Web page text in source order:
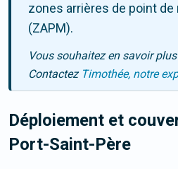
zones arrières de point
(ZAPM).
Vous souhaitez en savoir
Contactez Timothée, notre
Déploiement et
Port-Saint-Père